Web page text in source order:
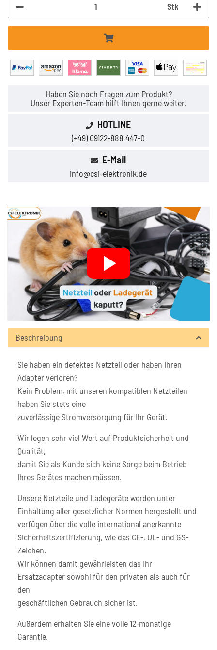
Stk
Haben Sie noch Fragen zum Produkt?
Unser Experten-Team hilft Ihnen gerne weiter.
HOTLINE
(+49) 09122-888 447-0
E-Mail
info@csi-elektronik.de
Beschreibung
Sie haben ein defektes Netzteil oder haben Ihren
Adapter verloren?
Kein Problem, mit unseren kompatiblen Netzteilen
haben Sie stets eine
zuverlässige Stromversorgung für Ihr Gerät.
Wir legen sehr viel Wert auf Produktsicherheit und
Qualität,
damit Sie als Kunde sich keine Sorge beim Betrieb
Ihres Gerätes machen müssen.
Unsere Netzteile und Ladegeräte werden unter
Einhaltung aller gesetzlicher Normen hergestellt und
verfügen über die volle international anerkannte
Sicherheitszertifizierung, wie das CE-, UL- und GS-
Zeichen.
Wir können damit gewährleisten das Ihr
Ersatzadapter sowohl für den privaten als auch für
den
geschäftlichen Gebrauch sicher ist.
Außerdem erhalten Sie eine volle 12-monatige
Garantie.